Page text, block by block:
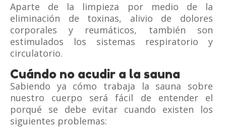
Aparte de la limpieza por medio de la
eliminación de toxinas, alivio de dolores
corporales y reumáticos, también son
estimulados los sistemas respiratorio y
circulatorio.
Cuándo no acudir a la sauna
Sabiendo ya cómo trabaja la sauna sobre
nuestro cuerpo será fácil de entender el
porqué se debe evitar cuando existen los
siguientes problemas: